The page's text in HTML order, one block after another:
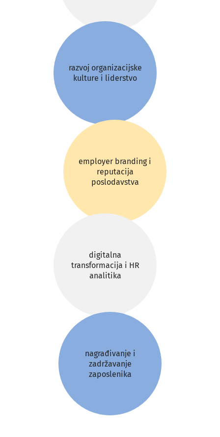
razvoj organizacijske
kulture i liderstvo
employer branding i
reputacija
poslodavstva
digitalna
transformacija i HR
analitika
nagrađivanje i
zadržavanje
zaposlenika